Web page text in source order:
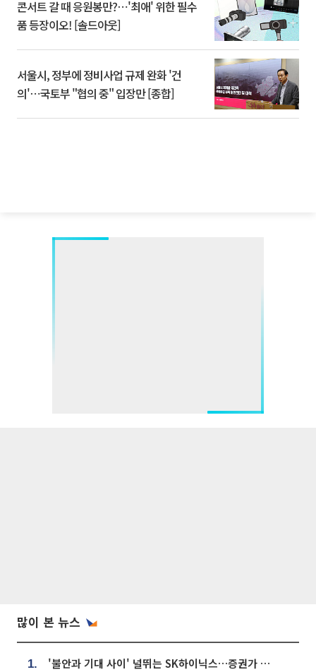
콘서트 갈 때 응원봉만?⋯'최애' 위한 필수
품 등장이오! [솔드아웃]
서울시, 정부에 정비사업 규제 완화 '건
의'⋯국토부 "협의 중" 입장만 [종합]
많이 본 뉴스
1. '불안과 기대 사이' 널뛰는 SK하이닉스…증권가 "HBM4·LTA 기반 펀터멘털 견고"